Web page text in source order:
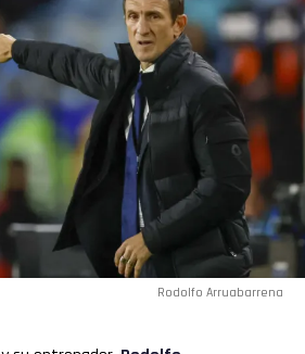
Rodolfo Arruabarrena